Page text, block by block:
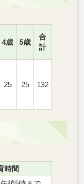
4歳 5歳
合
計
25 25 132
時間